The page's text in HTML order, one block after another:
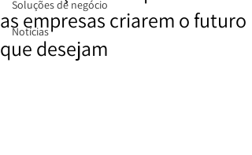
Soluções de negócio
Notícias
as empresas criarem o futuro
que desejam